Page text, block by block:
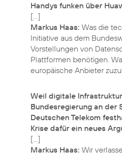
Handys funken über
Markus Haas: Was die
Initiative aus dem
Vorstellungen von
Plattformen benötigen.
europäische Anbieter
Weil digitale
Bundesregierung an der
Deutschen Telekom
Krise dafür ein neues
Markus Haas: Wir